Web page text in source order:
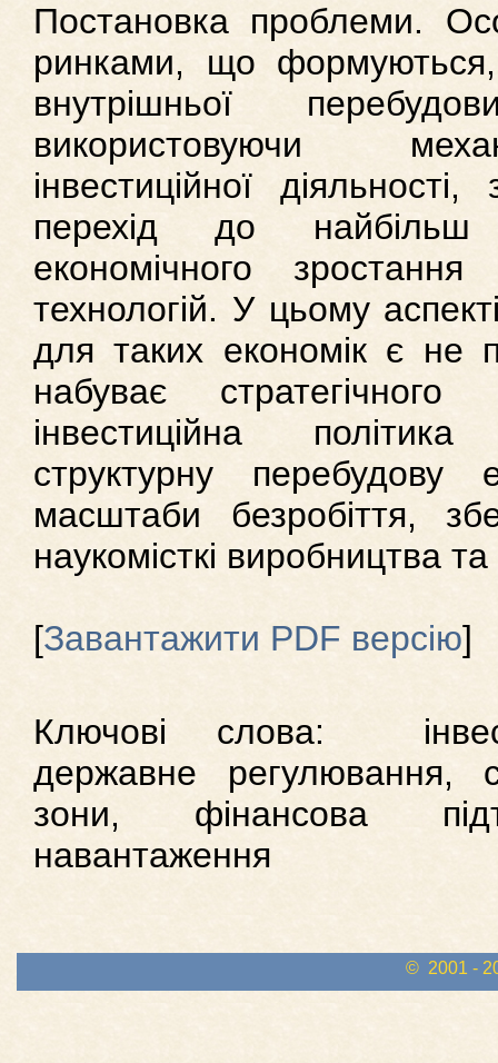
Постановка проблеми.
ринками, що
внутрішньої
використовуючи
інвестиційної
перехід до найбільш
економічного
технологій. У цьому
для таких економік є не
набуває
інвестиційна
структурну перебудову
масштаби безробіття,
наукомісткі виробництва
[Завантажити PDF версію]
Ключові слова:
державне регулювання,
зони, фінансова
навантаження
© 2001 -